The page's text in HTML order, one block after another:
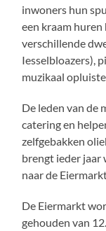
inwoners hun
een kraam
verschillende
Iesselbloazers),
muzikaal
De leden van de
catering en
zelfgebakken
brengt ieder jaar
naar de
De Eiermarkt
gehouden van